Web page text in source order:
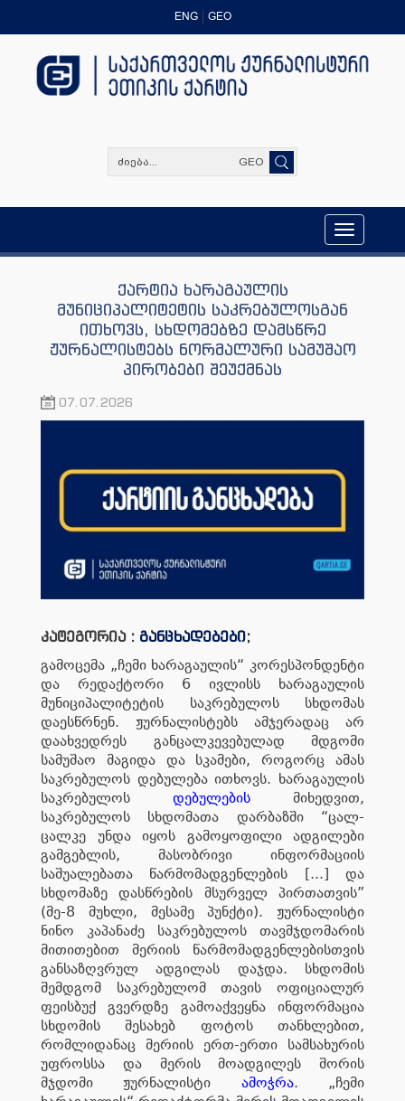
ENG GEO
GEO
Toggle
navigation
ქარტია ხარაგაულის
მუნიციპალიტეტის საკრებულოსგან
ითხოვს, სხდომებზე დამსწრე
ჟურნალისტებს ნორმალური სამუშაო
პირობები შეუქმნას
07.07.2026
კატეგორია : განცხადებები;
გამოცემა „ჩემი ხარაგაულის“ კორესპონდენტი
და რედაქტორი 6 ივლისს ხარაგაულის
მუნიციპალიტეტის საკრებულოს სხდომას
დაესწრნენ. ჟურნალისტებს ამჯერადაც არ
დაახვედრეს განცალკევებულად მდგომი
სამუშაო მაგიდა და სკამები, როგორც ამას
საკრებულოს დებულება ითხოვს. ხარაგაულის
საკრებულოს დებულების მიხედვით,
საკრებულოს სხდომათა დარბაზში “ცალ-
ცალკე უნდა იყოს გამოყოფილი ადგილები
გამგებლის, მასობრივი ინფორმაციის
საშუალებათა წარმომადგენლების [...] და
სხდომაზე დასწრების მსურველ პირთათვის”
(მე-8 მუხლი, მესამე პუნქტი). ჟურნალისტი
ნინო კაპანაძე საკრებულოს თავმჯდომარის
მითითებით მერიის წარმომადგენლებისთვის
განსაზღვრულ ადგილას დაჯდა. სხდომის
შემდგომ საკრებულომ თავის ოფიციალურ
ფეისბუქ გვერდზე გამოაქვეყნა ინფორმაცია
სხდომის შესახებ ფოტოს თანხლებით,
რომლიდანაც მერიის ერთ-ერთი სამსახურის
უფროსსა და მერის მოადგილეს შორის
მჯდომი ჟურნალისტი ამოჭრა. „ჩემი